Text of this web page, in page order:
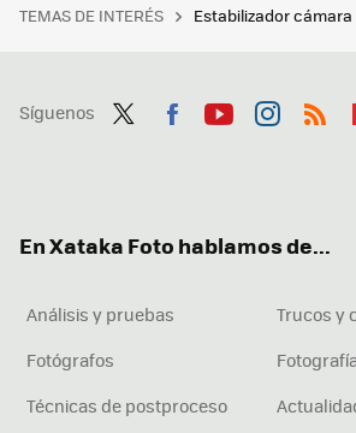
TEMAS DE INTERÉS Estabilizador cámara
Síguenos
En Xataka Foto hablamos de...
Análisis y pruebas
Trucos y
Fotógrafos
Técnicas de postproceso